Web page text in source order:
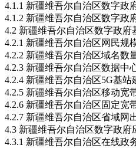
4.1.1 新疆维吾尔自治区数字政
4.1.2 新疆维吾尔自治区数字政
4.2 新疆维吾尔自治区数字政府
4.2.1 新疆维吾尔自治区网民规
4.2.2 新疆维吾尔自治区域名数
4.2.3 新疆维吾尔自治区数据中
4.2.4 新疆维吾尔自治区5G基站
4.2.5 新疆维吾尔自治区移动宽
4.2.6 新疆维吾尔自治区固定宽
4.2.7 新疆维吾尔自治区省域网
4.3 新疆维吾尔自治区数字政府
4.3.1 新疆维吾尔自治区在线政